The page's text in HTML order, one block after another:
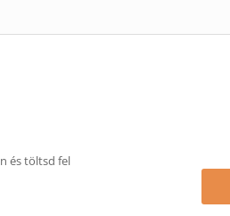
és töltsd fel